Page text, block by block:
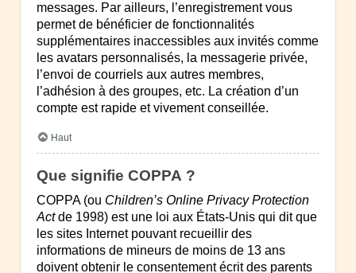
messages. Par ailleurs, l’enregistrement vous
permet de bénéficier de fonctionnalités
supplémentaires inaccessibles aux invités comme
les avatars personnalisés, la messagerie privée,
l’envoi de courriels aux autres membres,
l’adhésion à des groupes, etc. La création d’un
compte est rapide et vivement conseillée.
Haut
Que signifie COPPA ?
COPPA (ou Children’s Online Privacy Protection
Actde 1998) est une loi aux États-Unis qui dit que
les sites Internet pouvant recueillir des
informations de mineurs de moins de 13 ans
doivent obtenir le consentement écrit des parents